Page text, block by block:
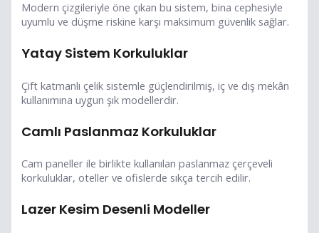
Modern çizgileriyle öne çıkan bu sistem, bina cephesiyle
uyumlu ve düşme riskine karşı maksimum güvenlik sağlar.
Yatay Sistem Korkuluklar
Çift katmanlı çelik sistemle güçlendirilmiş, iç ve dış mekân
kullanımına uygun şık modellerdir.
Camlı Paslanmaz Korkuluklar
Cam paneller ile birlikte kullanılan paslanmaz çerçeveli
korkuluklar, oteller ve ofislerde sıkça tercih edilir.
Lazer Kesim Desenli Modeller